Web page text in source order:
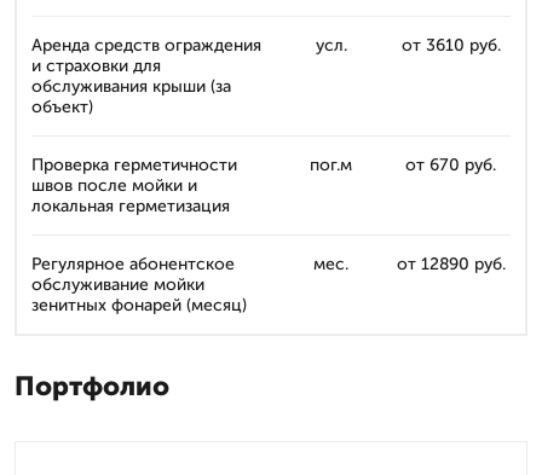
Аренда средств ограждения
и страховки для
обслуживания крыши (за
объект)
усл. от 3610 руб.
Проверка герметичности
швов после мойки и
локальная герметизация
пог.м от 670 руб.
Регулярное абонентское
обслуживание мойки
зенитных фонарей (месяц)
мес. от 12890 руб.
Портфолио